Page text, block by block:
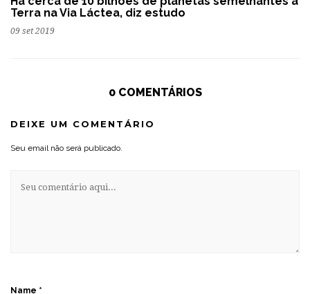
Terra na Via Láctea, diz estudo
09 set 2019
0 COMENTÁRIOS
DEIXE UM COMENTÁRIO
Seu email não será publicado.
Name *